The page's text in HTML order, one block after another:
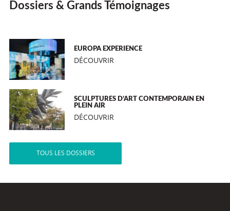
Dossiers & Grands Témoignages
EUROPA EXPERIENCE
DÉCOUVRIR
SCULPTURES D’ART CONTEMPORAIN EN
PLEIN AIR
DÉCOUVRIR
TOUS LES DOSSIERS